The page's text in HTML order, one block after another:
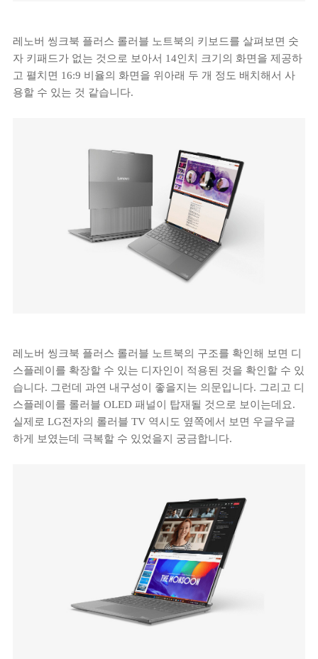
레노버 씽크북 플러스 롤러블 노트북의 키보드를 살펴보면 숫
자 키패드가 없는 것으로 보아서 14인치 크기의 화면을 제공하
고 펼치면 16:9 비율의 화면을 위아래 두 개 정도 배치해서 사
용할 수 있는 것 같습니다.
레노버 씽크북 플러스 롤러블 노트북의 구조를 확인해 보면 디
스플레이를 확장할 수 있는 디자인이 적용된 것을 확인할 수 있
습니다. 그런데 과연 내구성이 좋을지는 의문입니다. 그리고 디
스플레이를 롤러블 OLED 패널이 탑재될 것으로 보이는데요.
실제로 LG전자의 롤러블 TV 역시도 옆쪽에서 보면 우글우글
하게 보였는데 극복할 수 있었을지 궁금합니다.